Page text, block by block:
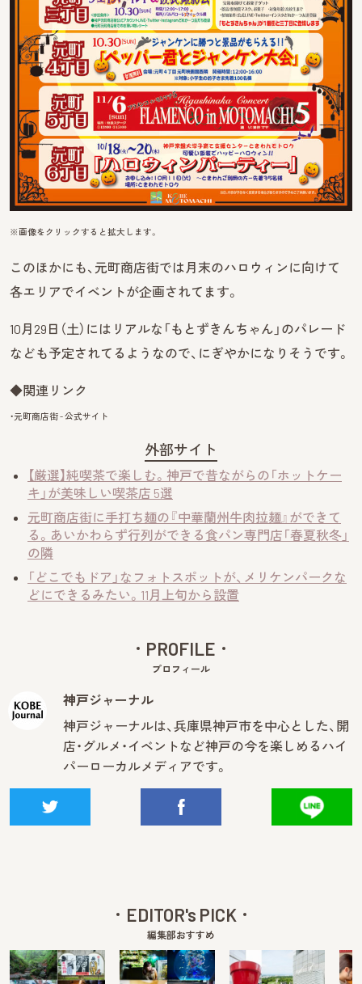
※画像をクリックすると拡大します。
このほかにも、元町商店街では月末のハロウィンに向けて
各エリアでイベントが企画されてます。
10月29日（土）にはリアルな「もとずきんちゃん」のパレード
なども予定されてるようなので、にぎやかになりそうです。
◆関連リンク
・元町商店街 - 公式サイト
外部サイト
【厳選】純喫茶で楽しむ。神戸で昔ながらの「ホットケー
キ」が美味しい喫茶店 5選
元町商店街に手打ち麺の『中華蘭州牛肉拉麺』ができて
る。あいかわらず行列ができる食パン専門店「春夏秋冬」
の隣
「どこでもドア」なフォトスポットが、メリケンパークな
どにできるみたい。11月上旬から設置
PROFILE
プロフィール
神戸ジャーナル
神戸ジャーナルは、兵庫県神戸市を中心とした、開
店・グルメ・イベントなど神戸の今を楽しめるハイ
パーローカルメディアです。
EDITOR's PICK
編集部おすすめ